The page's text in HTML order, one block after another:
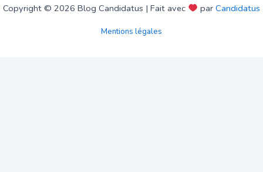
Copyright © 2026 Blog Candidatus | Fait avec par Candidatus
Mentions légales